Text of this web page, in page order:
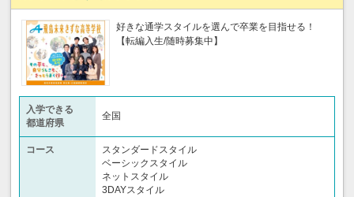
好きな通学スタイルを選んで卒業を目指せる！
【転編入生/随時募集中】
入学できる
都道府県
全国
コース
スタンダードスタイル
ベーシックスタイル
ネットスタイル
3DAYスタイル